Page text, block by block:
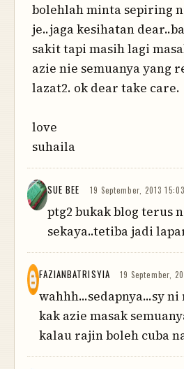
bolehlah minta sepiring
je..jaga kesihatan
sakit tapi masih lagi
azie nie semuanya yang
lazat2. ok dear take care.
love
suhaila
SUE BEE 19 September, 2013 15:03
ptg2 bukak blog terus
sekaya..tetiba jadi
FAZIANBATRISYIA 19 September,
wahhh...sedapnya...sy ni
kak azie masak
kalau rajin boleh cuba